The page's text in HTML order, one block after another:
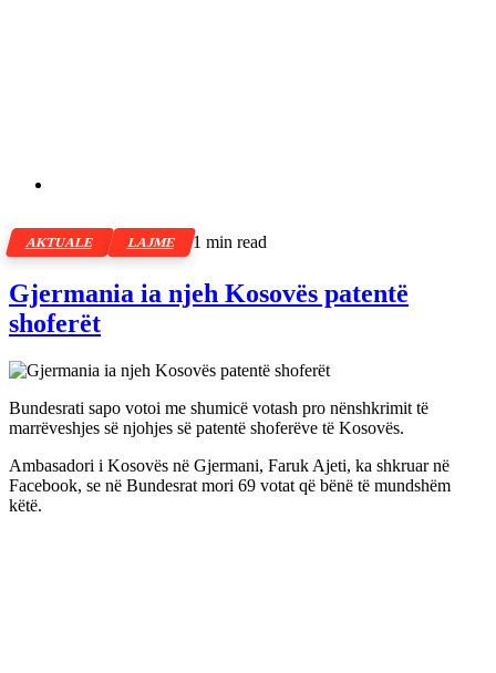
AKTUALE LAJME 1 min read
Gjermania ia njeh Kosovës patentë
shoferët
Bundesrati sapo votoi me shumicë votash pro nënshkrimit të
marrëveshjes së njohjes së patentë shoferëve të Kosovës.
Ambasadori i Kosovës në Gjermani, Faruk Ajeti, ka shkruar në
Facebook, se në Bundesrat mori 69 votat që bënë të mundshëm
këtë.